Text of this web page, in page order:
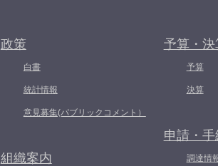
政策
白書
統計情報
意見募集(パブリックコメント）
組織案内
予算・決
予算
決算
申請・手
調達情